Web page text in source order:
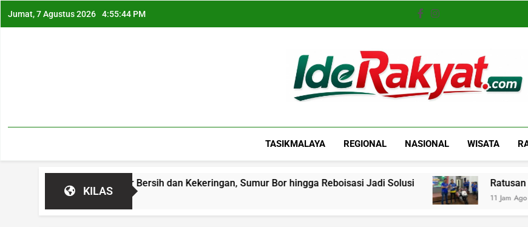
Jumat, 7 Agustus 2026 4:55:45 PM
Iderakyat.com
TASIKMALAYA REGIONAL NASIONAL WISATA
KILAS
Atasi Krisis Air Bersih dan Kekeringan, Sumur Bor hingga Reboisasi Jadi Solusi Ratusan Bobotoh
11 Jam Ago